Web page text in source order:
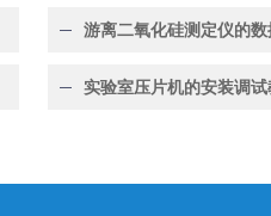
游离二氧化硅测定仪的
实验室压片机的安装调